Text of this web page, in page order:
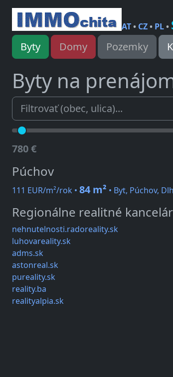
AT• CZ• PL•
Byty Domy Pozemky
Byty na
780 €
Púchov
111 EUR/m²/rok • 84 m² • Byt, Púchov,
Regionálne realitné
nehnutelnosti.radoreality.sk
luhovareality.sk
adms.sk
astonreal.sk
pureality.sk
reality.ba
realityalpia.sk